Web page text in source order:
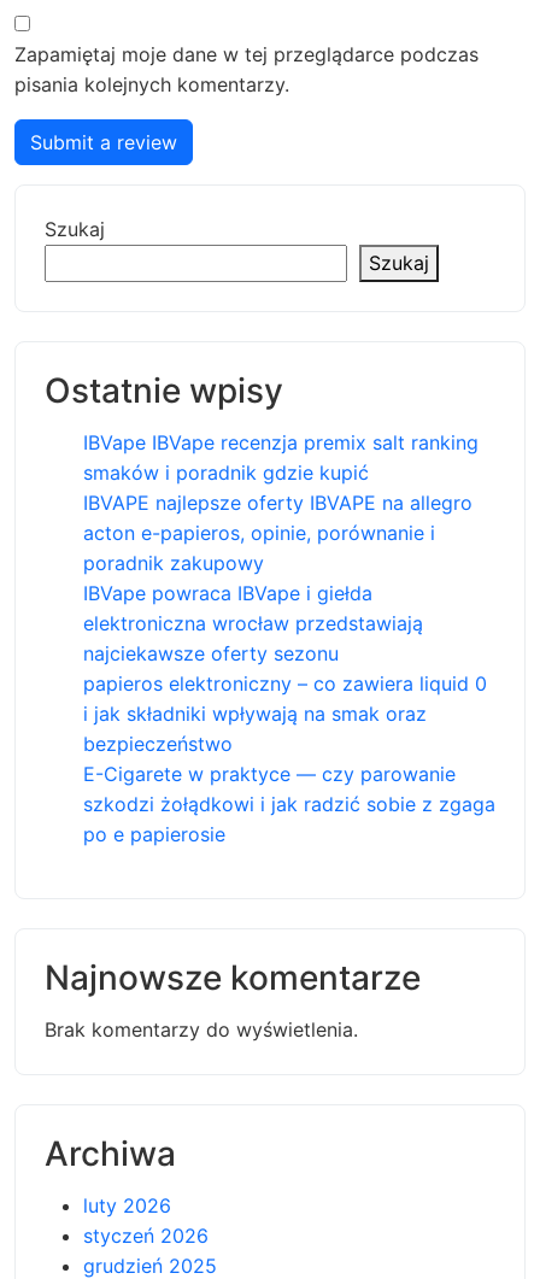
Zapamiętaj moje dane w tej przeglądarce podczas
pisania kolejnych komentarzy.
Submit a review
Szukaj
Szukaj
Ostatnie wpisy
IBVape IBVape recenzja premix salt ranking
smaków i poradnik gdzie kupić
IBVAPE najlepsze oferty IBVAPE na allegro
acton e-papieros, opinie, porównanie i
poradnik zakupowy
IBVape powraca IBVape i giełda
elektroniczna wrocław przedstawiają
najciekawsze oferty sezonu
papieros elektroniczny – co zawiera liquid 0
i jak składniki wpływają na smak oraz
bezpieczeństwo
E-Cigarete w praktyce — czy parowanie
szkodzi żołądkowi i jak radzić sobie z zgaga
po e papierosie
Najnowsze komentarze
Brak komentarzy do wyświetlenia.
Archiwa
luty 2026
styczeń 2026
grudzień 2025